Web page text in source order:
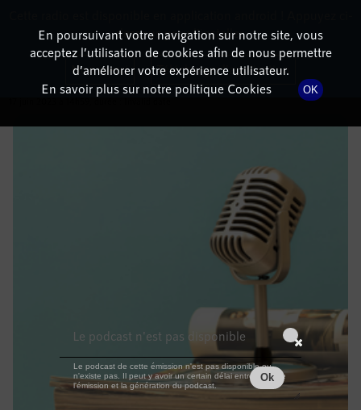
DÉTAILS DE L'ÉMISSION
En poursuivant votre navigation sur notre site, vous
acceptez l’utilisation de cookies afin de nous permettre
d’améliorer votre expérience utilisateur.
En savoir plus sur notre politique Cookies
OK
dessous pour l'installer.
Non merci Télécharger l'application
Le podcast n'est pas disponible
Le podcast de cette émission n'est pas disponible ou
n'existe pas. Il peut y avoir un certain délai entre la fin de
l'émission et la génération du podcast.
Ok